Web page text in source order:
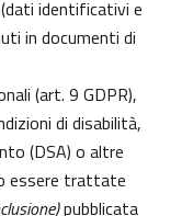
identificativi e
in documenti di
(art. 9 GDPR),
di disabilità,
(DSA) o altre
essere trattate
pubblicata